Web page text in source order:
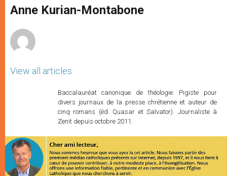
p
p
g
e
o
k
r
Anne Kurian-Montabone
View all articles
Baccalauréat canonique de théologie. Pigiste pour
divers journaux de la presse chrétienne et auteur de
cinq romans (éd. Quasar et Salvator). Journaliste à
Zenit depuis octobre 2011.